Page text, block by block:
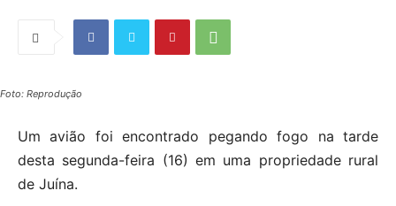
Foto: Reprodução
Um avião foi encontrado pegando fogo na tarde
desta segunda-feira (16) em uma propriedade rural
de Juína.